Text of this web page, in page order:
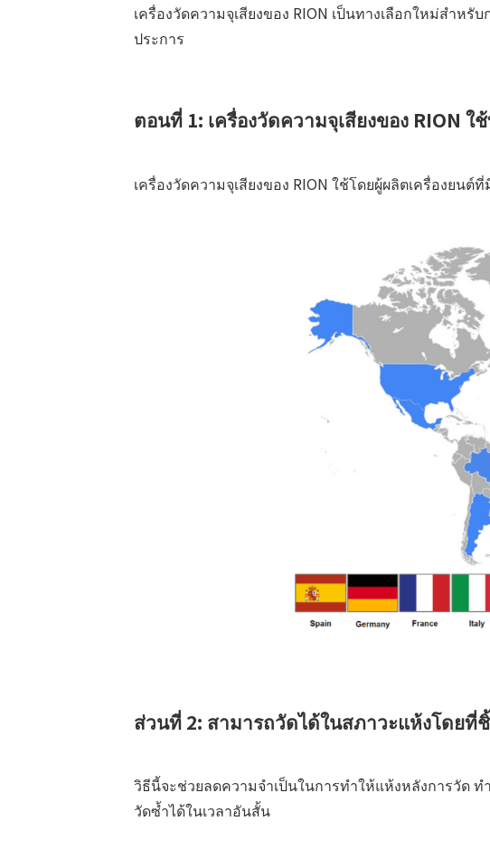
เครื่องวัดความจุเสียงของ RION เป็นทางเลือกใหม่สำห
ประการ
ตอนที่ 1: เครื่องวัดความจุเสียงของ RION ใ
เครื่องวัดความจุเสียงของ RION ใช้โดยผู้ผลิตเครื่องยนต์
ส่วนที่ 2: สามารถวัดได้ในสภาวะแห้งโดยที่
วิธีนี้จะช่วยลดความจำเป็นในการทำให้แห้งหลังการวัด
วัดซ้ำได้ในเวลาอันสั้น